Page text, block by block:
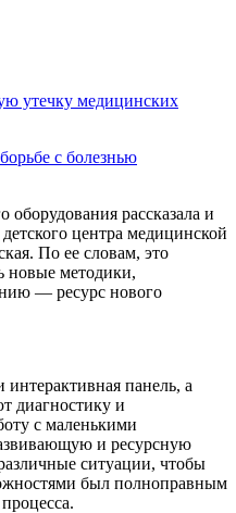
утечку медицинских
с болезнью
оборудования рассказала и
центра медицинской
По ее словам, это
новые методики,
— ресурс нового
панель, а
диагностику и
с маленькими
и ресурсную
ситуации, чтобы
был полноправным